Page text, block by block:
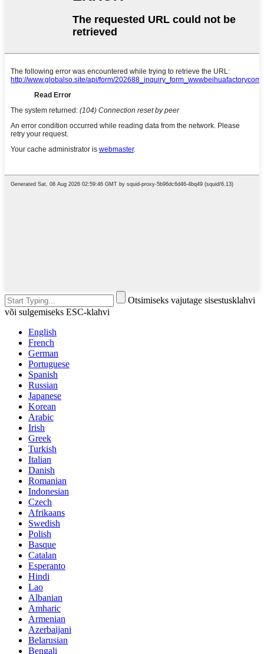
Otsimiseks vajutage sisestusklahvi
või sulgemiseks ESC-klahvi
English
French
German
Portuguese
Spanish
Russian
Japanese
Korean
Arabic
Irish
Greek
Turkish
Italian
Danish
Romanian
Indonesian
Czech
Afrikaans
Swedish
Polish
Basque
Catalan
Esperanto
Hindi
Lao
Albanian
Amharic
Armenian
Azerbaijani
Belarusian
Bengali